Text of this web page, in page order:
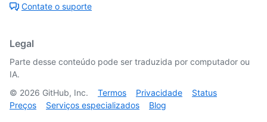
Contate o suporte
Legal
Parte desse conteúdo pode ser traduzida por computador ou
IA.
© 2026 GitHub, Inc. Termos Privacidade
Status
Preços
Serviços especializados Blog